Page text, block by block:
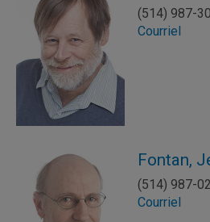
(514) 987-
Courriel
Fontan,
(514) 987-
Courriel